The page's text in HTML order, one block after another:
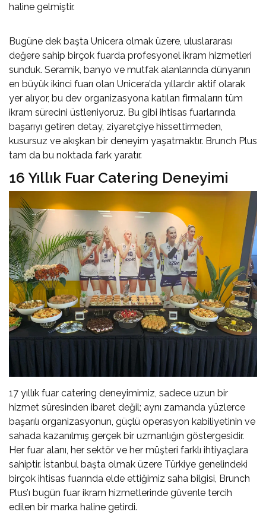
haline gelmiştir.
Bugüne dek başta Unicera olmak üzere, uluslararası
değere sahip birçok fuarda profesyonel ikram hizmetleri
sunduk. Seramik, banyo ve mutfak alanlarında dünyanın
en büyük ikinci fuarı olan Unicera’da yıllardır aktif olarak
yer alıyor, bu dev organizasyona katılan firmaların tüm
ikram sürecini üstleniyoruz. Bu gibi ihtisas fuarlarında
başarıyı getiren detay, ziyaretçiye hissettirmeden,
kusursuz ve akışkan bir deneyim yaşatmaktır. Brunch Plus
tam da bu noktada fark yaratır.
16 Yıllık Fuar Catering Deneyimi
17 yıllık fuar catering deneyimimiz, sadece uzun bir
hizmet süresinden ibaret değil; aynı zamanda yüzlerce
başarılı organizasyonun, güçlü operasyon kabiliyetinin ve
sahada kazanılmış gerçek bir uzmanlığın göstergesidir.
Her fuar alanı, her sektör ve her müşteri farklı ihtiyaçlara
sahiptir. İstanbul başta olmak üzere Türkiye genelindeki
birçok ihtisas fuarında elde ettiğimiz saha bilgisi, Brunch
Plus’ı bugün fuar ikram hizmetlerinde güvenle tercih
edilen bir marka haline getirdi.